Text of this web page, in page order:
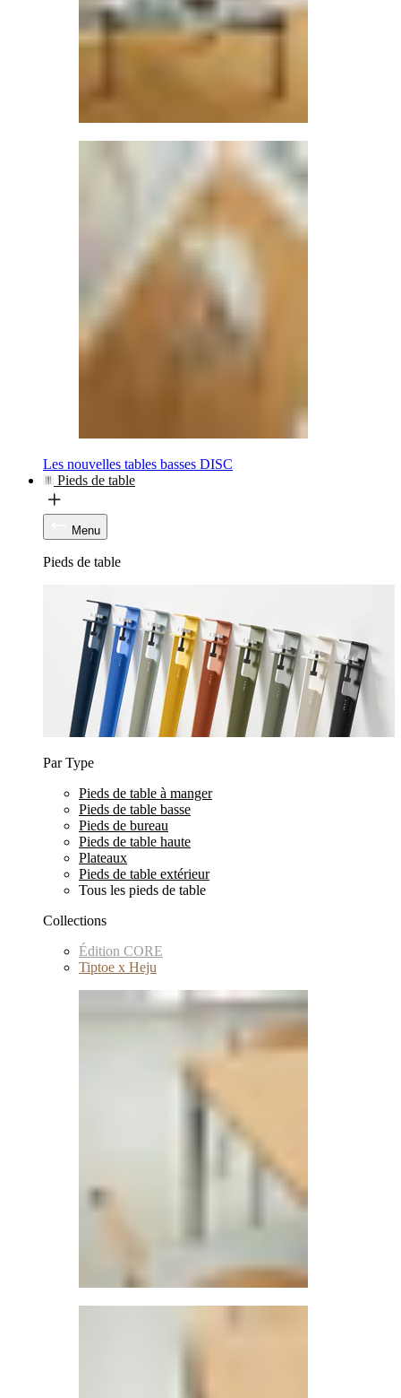
Les nouvelles tables basses DISC
Pieds de table
Menu
Pieds de table
Par Type
Pieds de table à manger
Pieds de table basse
Pieds de bureau
Pieds de table haute
Plateaux
Pieds de table extérieur
Tous les pieds de table
Collections
Édition CORE
Tiptoe x Heju